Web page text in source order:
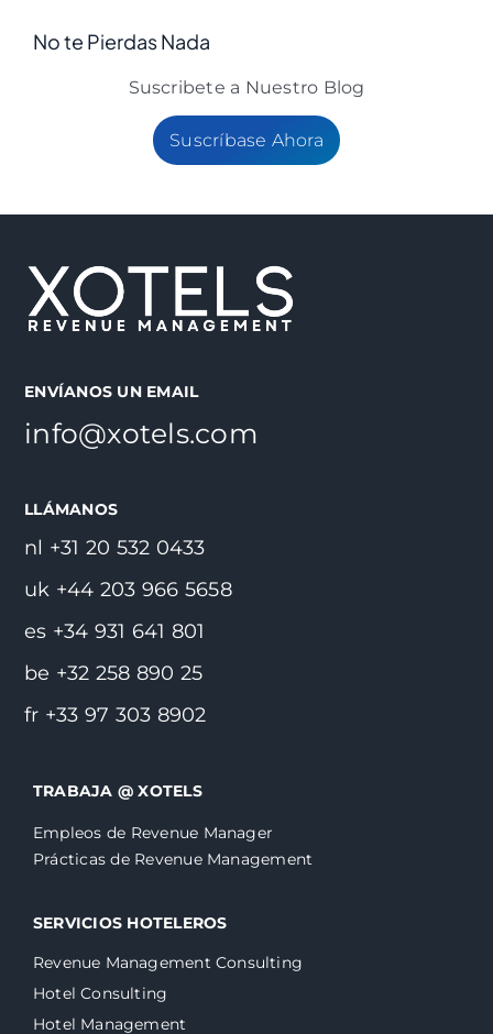
No te Pierdas Nada
Suscribete a Nuestro Blog
Suscríbase Ahora
ENVÍANOS UN EMAIL
info@xotels.com
LLÁMANOS
nl +31 20 532 0433
uk +44 203 966 5658
es +34 931 641 801
be +32 258 890 25
fr +33 97 303 8902
TRABAJA @ XOTELS
Empleos de Revenue Manager
Prácticas de Revenue Management
SERVICIOS HOTELEROS
Revenue Management Consulting
Hotel Consulting
Hotel Management